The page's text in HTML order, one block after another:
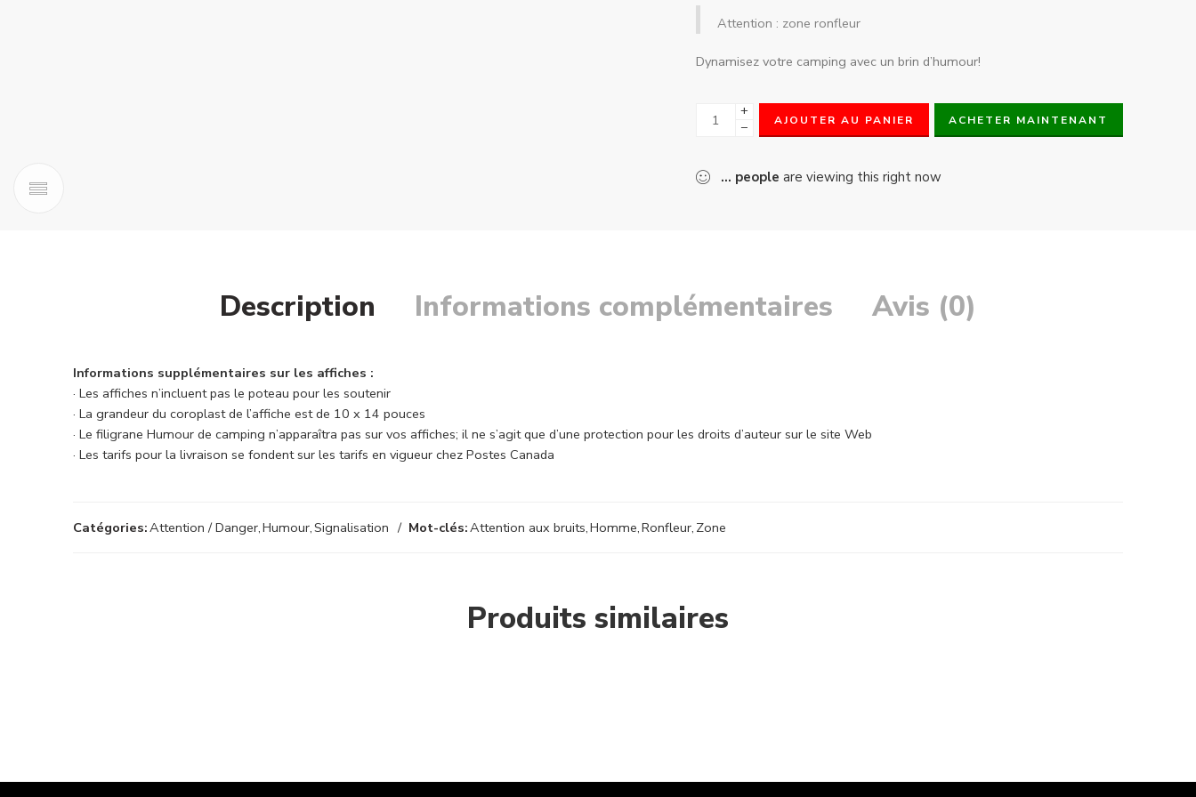
Attention : zone ronfleur
Dynamisez votre camping avec un brin d’humour!
+
−
AJOUTER AU PANIER ACHETER MAINTENANT
... people are viewing this right now
Description Informations complémentaires Avis (0)
Informations supplémentaires sur les affiches :
· Les affiches n’incluent pas le poteau pour les soutenir
· La grandeur du coroplast de l’affiche est de 10 x 14 pouces
· Le filigrane Humour de camping n’apparaîtra pas sur vos affiches; il ne s’agit que d’une protection pour les droits d’auteur sur le site Web
· Les tarifs pour la livraison se fondent sur les tarifs en vigueur chez Postes Canada
Catégories:Attention / Danger,Humour,Signalisation Mot-clés:Attention aux bruits,Homme,Ronfleur, Zone
Produits similaires